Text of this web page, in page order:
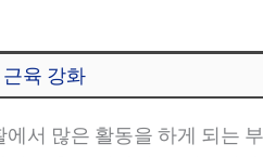
육 강화
서 많은 활동을 하게 되는